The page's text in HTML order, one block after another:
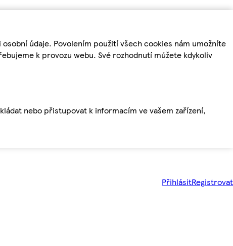
údaje. Povolením použití všech cookies nám umožníte
k provozu webu. Své rozhodnutí můžete kdykoliv
nebo přistupovat k informacím ve vašem zařízení,
PřihlásitRegistrovat